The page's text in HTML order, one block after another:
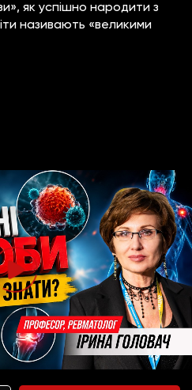
як успішно народити з
називають «великими